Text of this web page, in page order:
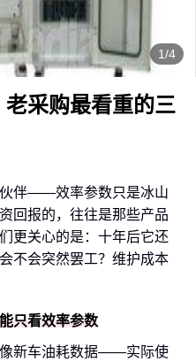
1/4
采购最看重的三
伴——效率参数只是冰山
回报的，往往是那些产品
更关心的是：十年后它还
不会突然罢工？维护成本
只看效率参数
像新车油耗数据——实际使